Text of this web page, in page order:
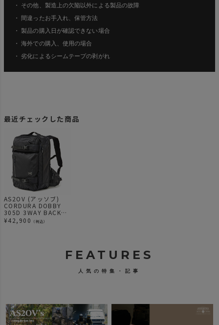
・ その他、製造上の欠陥以外による製品の故障
・ 間違ったお手入れ、保管方法
・ 製品の購入日が確認できない場合
・ 海外での購入、使用の場合
・ 劣化によるシームテープの剥がれ
最近チェックした商品
AS2OV (アッソブ)
CORDURA DOBBY
305D 3WAY BACK
PACK M BLACK / バ
ックパック
¥42,900 （税込）
FEATURES
人気の特集・記事